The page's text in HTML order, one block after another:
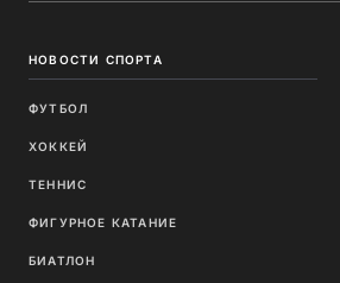
НОВОСТИ СПОРТА
ФУТБОЛ
ХОККЕЙ
ТЕННИС
ФИГУРНОЕ КАТАНИЕ
БИАТЛОН